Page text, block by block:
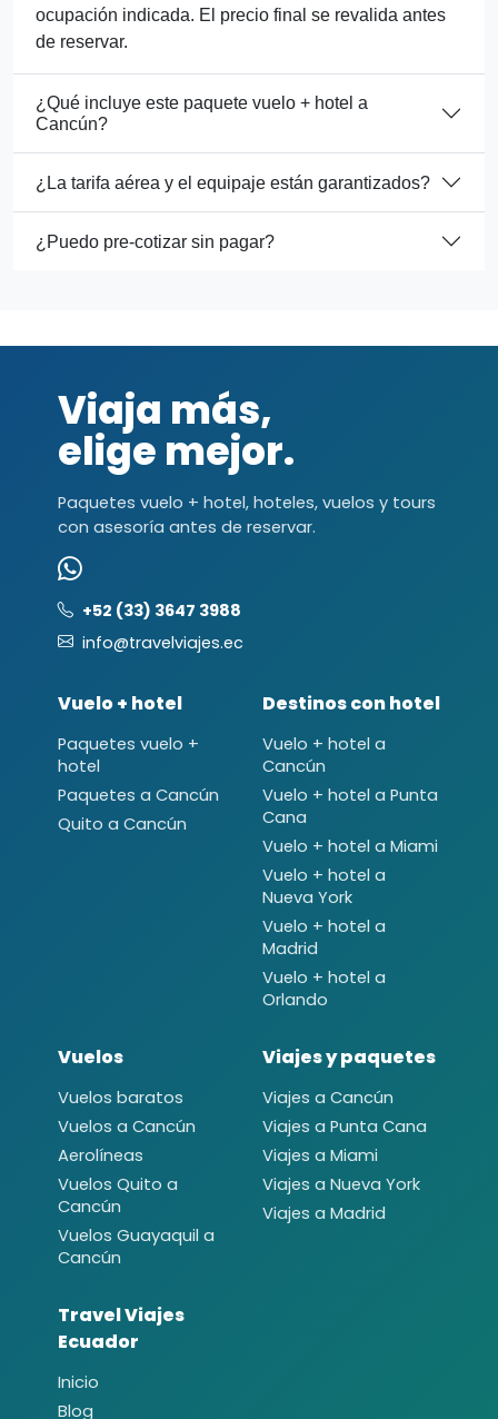
ocupación indicada. El precio final se revalida antes
de reservar.
¿Qué incluye este paquete vuelo + hotel a
Cancún?
¿La tarifa aérea y el equipaje están garantizados?
¿Puedo pre-cotizar sin pagar?
Viaja más,
elige mejor.
Paquetes vuelo + hotel, hoteles, vuelos y tours
con asesoría antes de reservar.
+52 (33) 3647 3988
info@travelviajes.ec
Vuelo + hotel
Paquetes vuelo +
hotel
Paquetes a Cancún
Quito a Cancún
Destinos con hotel
Vuelo + hotel a
Cancún
Vuelo + hotel a Punta
Cana
Vuelo + hotel a Miami
Vuelo + hotel a
Nueva York
Vuelo + hotel a
Madrid
Vuelo + hotel a
Orlando
Vuelos
Vuelos baratos
Vuelos a Cancún
Aerolíneas
Vuelos Quito a
Cancún
Vuelos Guayaquil a
Cancún
Viajes y paquetes
Viajes a Cancún
Viajes a Punta Cana
Viajes a Miami
Viajes a Nueva York
Viajes a Madrid
Travel Viajes
Ecuador
Inicio
Blog